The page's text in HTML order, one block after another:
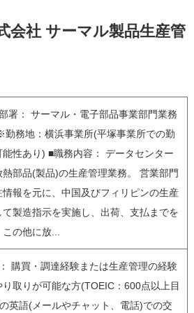
会社 サーマル製品生産管
署： サーマル・電子部品事業部門業務
務地：横浜事業所(平塚事業所での勤
能性あり) ■職務内容： データセンター
熱部品(製品)の生産管理業務。 営業部門
情報を元に、中国及びフィリピンの生産
製造指示を実施し、出荷、支払までを
の他に放...
購買・調達経験または生産管理の経験
取りが可能な方(TOEIC：600点以上目
英語(メールやチャット、電話)での交